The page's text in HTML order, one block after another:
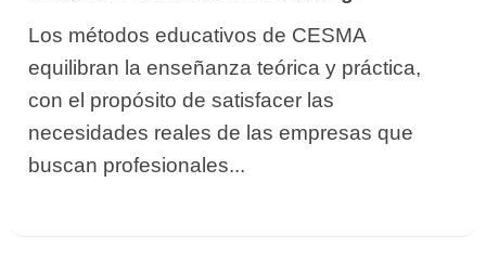
Los métodos educativos de CESMA
equilibran la enseñanza teórica y práctica,
con el propósito de satisfacer las
necesidades reales de las empresas que
buscan profesionales...